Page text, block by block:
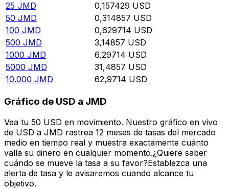
25 JMD 0,157429 USD
50 JMD 0,314857 USD
100 JMD 0,629714 USD
500 JMD 3,14857 USD
1000 JMD 6,29714 USD
5000 JMD 31,4857 USD
10.000 JMD 62,9714 USD
Gráfico de USD a JMD
Vea tu 50 USD en movimiento. Nuestro gráfico en vivo
de USD a JMD rastrea 12 meses de tasas del mercado
medio en tiempo real y muestra exactamente cuánto
valía su dinero en cualquier momento.¿Quiere saber
cuándo se mueve la tasa a su favor?Establezca una
alerta de tasa y le avisaremos cuando alcance tu
objetivo.